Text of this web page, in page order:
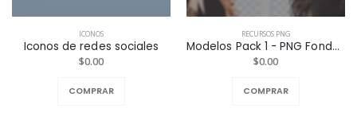
ICONOS
Iconos de redes sociales
$0.00
COMPRAR
RECURSOS PNG
Modelos Pack 1 - PNG Fondo Transparente
$0.00
COMPRAR